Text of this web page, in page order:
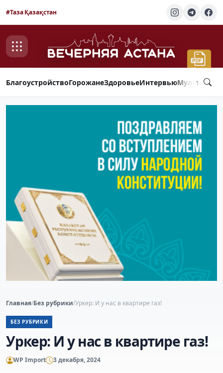
#Таза Қазақстан
БлагоустройствоГорожанеЗдоровьеИнтервью
Главная/Без рубрики/Уркер: И у нас в квартире газ!
БЕЗ РУБРИКИ
Уркер: И у нас в квартире газ!
WP Import 3 декабря, 2024